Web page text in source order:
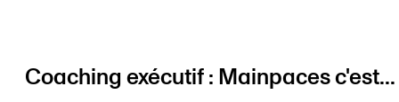
Coaching exécutif : Mainpaces c'est...